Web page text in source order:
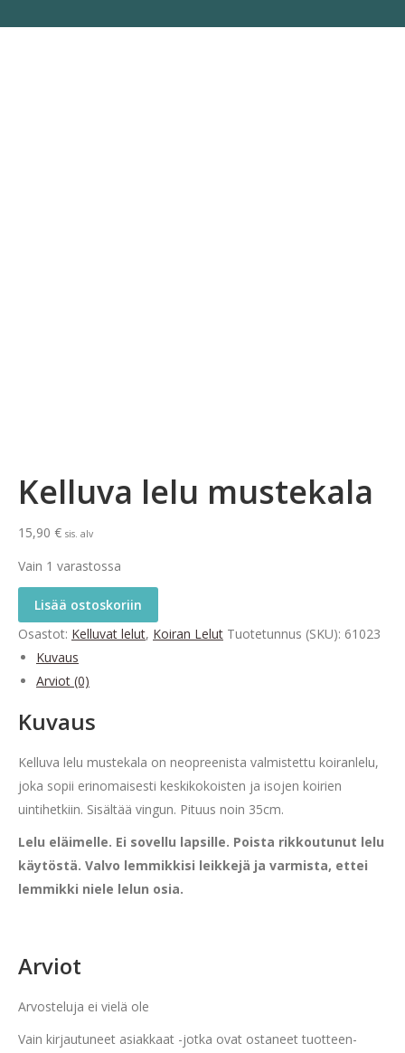
Kelluva lelu mustekala
15,90 € sis. alv
Vain 1 varastossa
Lisää ostoskoriin
Osastot: Kelluvat lelut, Koiran Lelut Tuotetunnus (SKU): 61023
Kuvaus
Arviot (0)
Kuvaus
Kelluva lelu mustekala on neopreenista valmistettu koiranlelu,
joka sopii erinomaisesti keskikokoisten ja isojen koirien
uintihetkiin. Sisältää vingun. Pituus noin 35cm.
Lelu eläimelle. Ei sovellu lapsille. Poista rikkoutunut lelu
käytöstä. Valvo lemmikkisi leikkejä ja varmista, ettei
lemmikki niele lelun osia.
Arviot
Arvosteluja ei vielä ole
Vain kirjautuneet asiakkaat -jotka ovat ostaneet tuotteen-